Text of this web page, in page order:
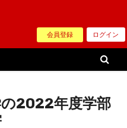
会員登録 ログイン
2022年度学部